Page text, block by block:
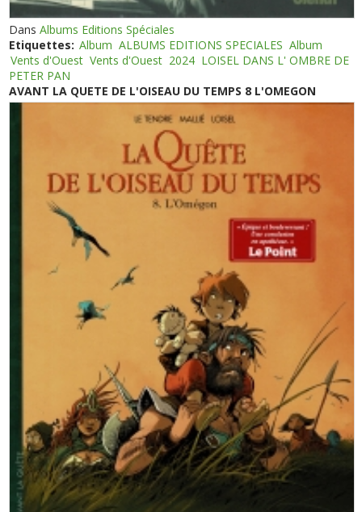
DansAlbums Editions Spéciales
Etiquettes: Album ALBUMS EDITIONS SPECIALES Album
Vents d'Ouest Vents d'Ouest 2024 LOISEL DANS L' OMBRE DE
PETER PAN
AVANT LA QUETE DE L'OISEAU DU TEMPS 8 L'OMEGON